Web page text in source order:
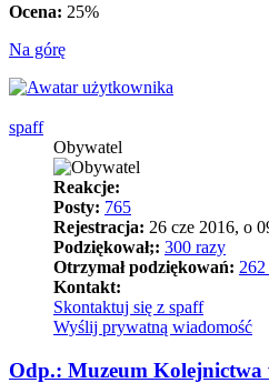
Ocena: 25%
Na górę
spaff
Obywatel
Reakcje:
Posty: 765
Rejestracja: 26 cze 2016, o
Podziękował;: 300 razy
Otrzymał podziękowań:
Kontakt:
Skontaktuj się z spaff
Wyślij prywatną wiadomość
Odp.: Muzeum Kolejnictwa